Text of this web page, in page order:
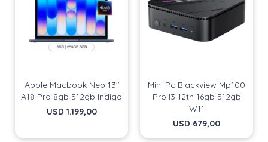
Apple Macbook Neo 13"
A18 Pro 8gb 512gb Indigo
USD 1.199,00
Mini Pc Blackview Mp100
Pro I3 12th 16gb 512gb
W11
USD 679,00